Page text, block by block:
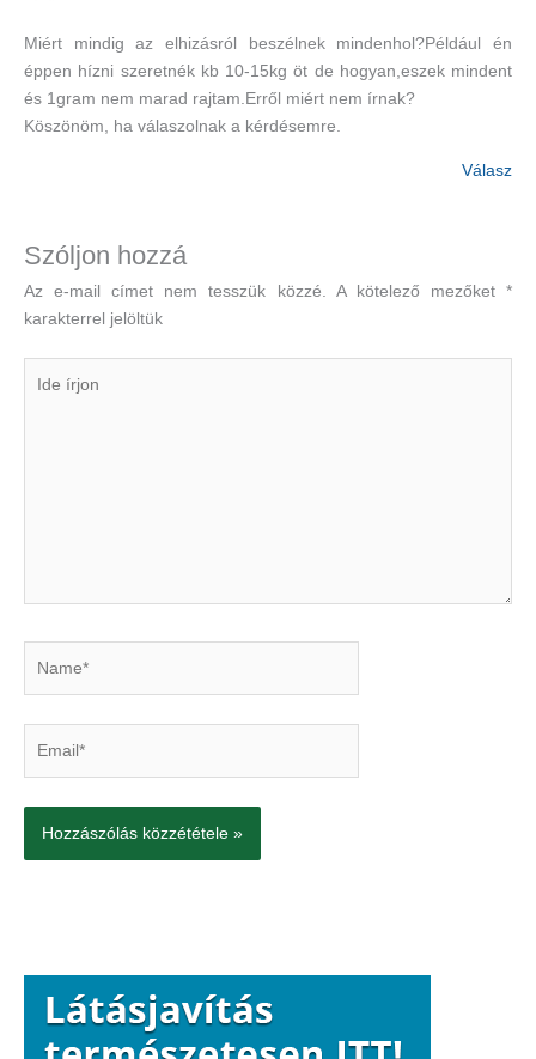
Miért mindig az elhizásról beszélnek mindenhol?Például én
éppen hízni szeretnék kb 10-15kg öt de hogyan,eszek mindent
és 1gram nem marad rajtam.Erről miért nem írnak?
Köszönöm, ha válaszolnak a kérdésemre.
Válasz
Szóljon hozzá
Az e-mail címet nem tesszük közzé. A kötelező mezőket*
karakterrel jelöltük